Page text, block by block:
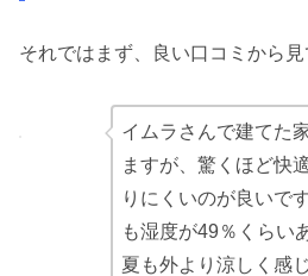
それではまず、良い口コミから見
イムラさんで建てた
ますが、驚くほど快
りにくいのが良いで
も湿度が49％くらい
夏も外より涼しく感